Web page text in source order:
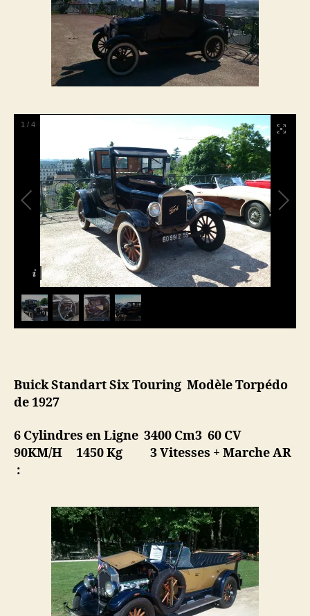
1 / 4
Buick Standart Six Touring Modèle Torpédo
de 1927
6 Cylindres en Ligne 3400 Cm3 60 CV
90KM/H 1450 Kg 3 Vitesses + Marche AR
: